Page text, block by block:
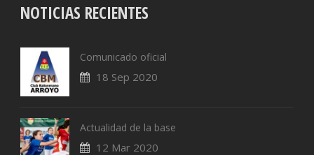
NOTICIAS RECIENTES
Comunicado oficial
18 Sep 2020
Actualidad de la base
12 Mar 2020